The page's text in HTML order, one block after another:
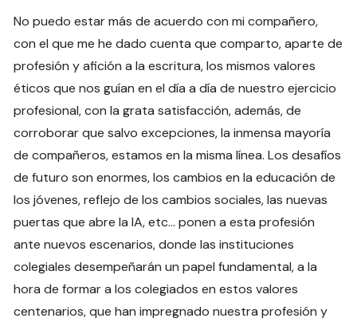
No puedo estar más de acuerdo con mi compañero,
con el que me he dado cuenta que comparto, aparte de
profesión y afición a la escritura, los mismos valores
éticos que nos guían en el día a día de nuestro ejercicio
profesional, con la grata satisfacción, además, de
corroborar que salvo excepciones, la inmensa mayoría
de compañeros, estamos en la misma línea. Los desafíos
de futuro son enormes, los cambios en la educación de
los jóvenes, reflejo de los cambios sociales, las nuevas
puertas que abre la IA, etc… ponen a esta profesión
ante nuevos escenarios, donde las instituciones
colegiales desempeñarán un papel fundamental, a la
hora de formar a los colegiados en estos valores
centenarios, que han impregnado nuestra profesión y